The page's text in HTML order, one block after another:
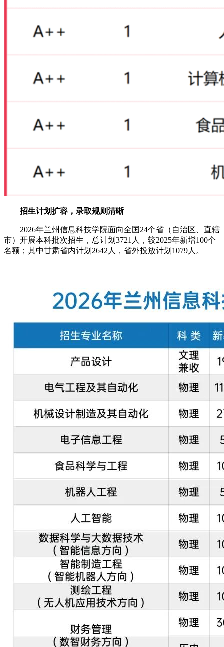
招生计划扩容，录取规则清晰
2026年兰州信息科技学院面向全国24个省（自治区、直辖
市）开展本科批次招生，总计划3721人，较2025年新增100个
名额；其中甘肃省内计划2642人，省外投放计划1079人。